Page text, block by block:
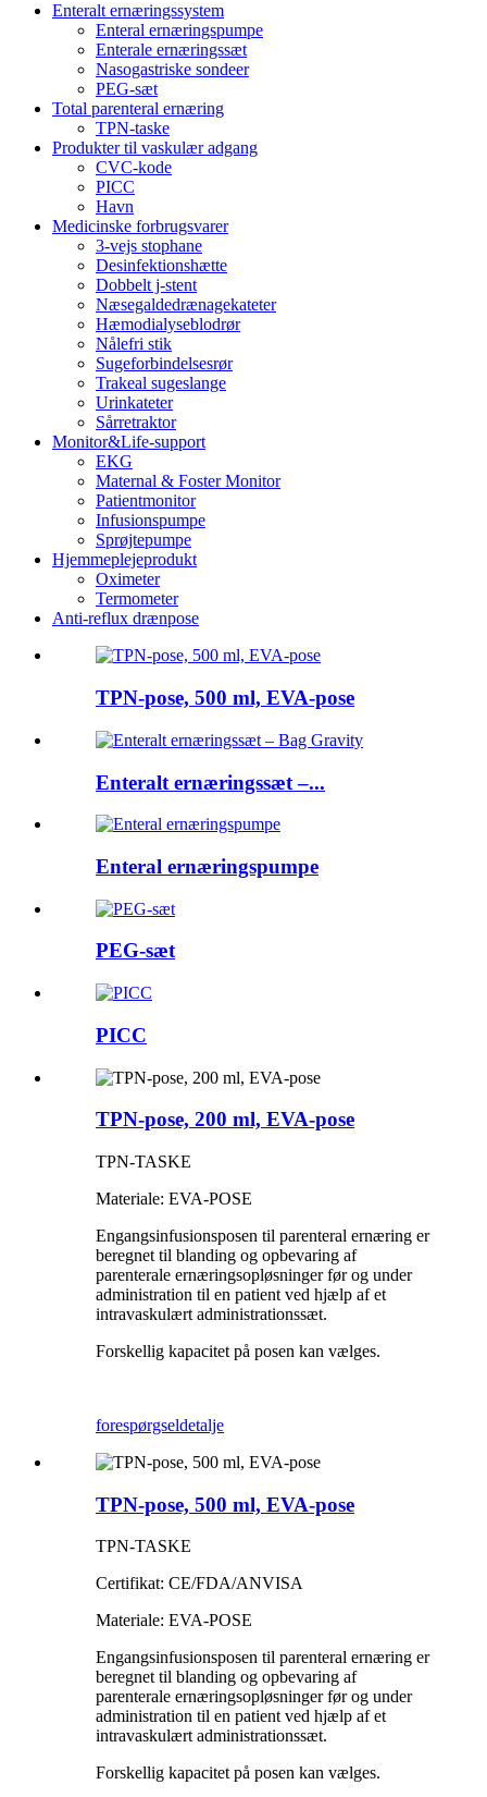
Enteralt ernæringssystem
Enteral ernæringspumpe
Enterale ernæringssæt
Nasogastriske sondeer
PEG-sæt
Total parenteral ernæring
TPN-taske
Produkter til vaskulær adgang
CVC-kode
PICC
Havn
Medicinske forbrugsvarer
3-vejs stophane
Desinfektionshætte
Dobbelt j-stent
Næsegaldedrænagekateter
Hæmodialyseblodrør
Nålefri stik
Sugeforbindelsesrør
Trakeal sugeslange
Urinkateter
Sårretraktor
Monitor&Life-support
EKG
Maternal & Foster Monitor
Patientmonitor
Infusionspumpe
Sprøjtepumpe
Hjemmeplejeprodukt
Oximeter
Termometer
Anti-reflux drænpose
TPN-pose, 500 ml, EVA-pose
Enteralt ernæringssæt –...
Enteral ernæringspumpe
PEG-sæt
PICC
TPN-pose, 200 ml, EVA-pose
TPN-TASKE
Materiale: EVA-POSE
Engangsinfusionsposen til parenteral ernæring er
beregnet til blanding og opbevaring af
parenterale ernæringsopløsninger før og under
administration til en patient ved hjælp af et
intravaskulært administrationssæt.
Forskellig kapacitet på posen kan vælges.
forespørgseldetalje
TPN-pose, 500 ml, EVA-pose
TPN-TASKE
Certifikat: CE/FDA/ANVISA
Materiale: EVA-POSE
Engangsinfusionsposen til parenteral ernæring er
beregnet til blanding og opbevaring af
parenterale ernæringsopløsninger før og under
administration til en patient ved hjælp af et
intravaskulært administrationssæt.
Forskellig kapacitet på posen kan vælges.